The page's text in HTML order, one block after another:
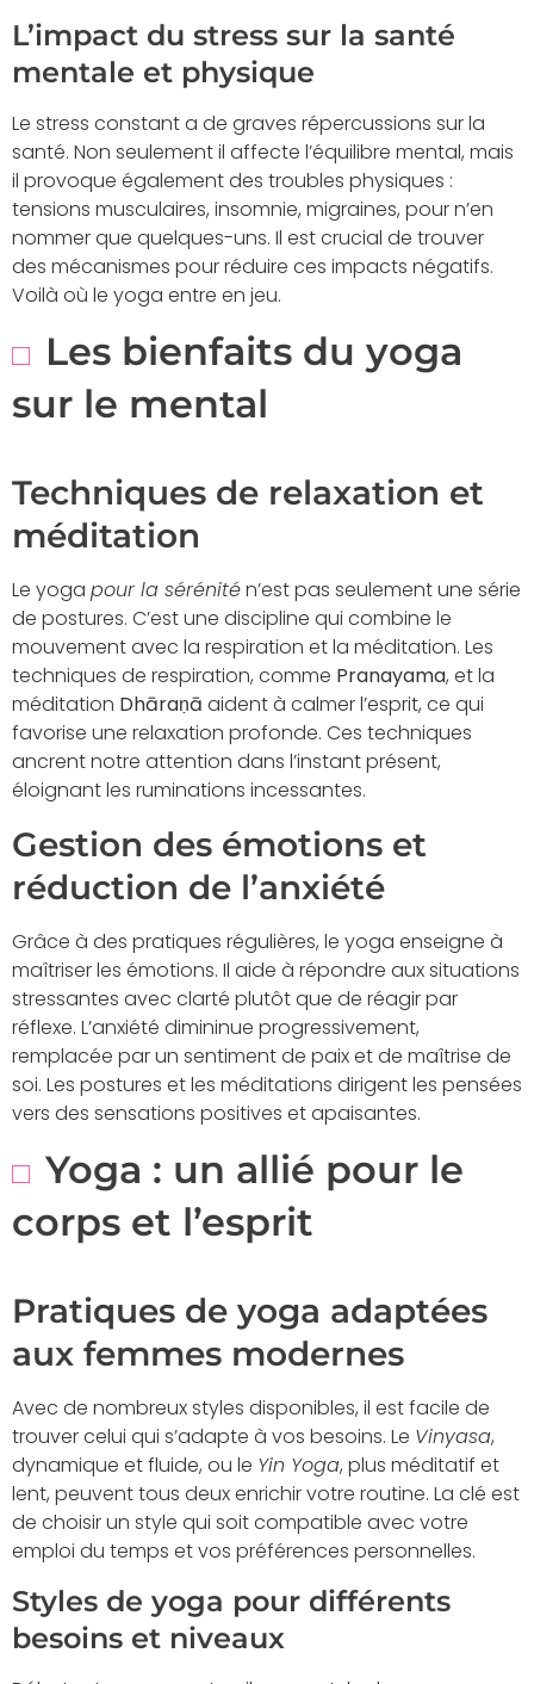
L’impact du stress sur la santé
mentale et physique
Le stress constant a de graves répercussions sur la
santé. Non seulement il affecte l’équilibre mental, mais
il provoque également des troubles physiques :
tensions musculaires, insomnie, migraines, pour n’en
nommer que quelques-uns. Il est crucial de trouver
des mécanismes pour réduire ces impacts négatifs.
Voilà où le yoga entre en jeu.
Les bienfaits du yoga
sur le mental
Techniques de relaxation et
méditation
Le yoga pour la sérénitén’est pas seulement une série
de postures. C’est une discipline qui combine le
mouvement avec la respiration et la méditation. Les
techniques de respiration, comme Pranayama, et la
méditation Dhāraṇā aident à calmer l’esprit, ce qui
favorise une relaxation profonde. Ces techniques
ancrent notre attention dans l’instant présent,
éloignant les ruminations incessantes.
Gestion des émotions et
réduction de l’anxiété
Grâce à des pratiques régulières, le yoga enseigne à
maîtriser les émotions. Il aide à répondre aux situations
stressantes avec clarté plutôt que de réagir par
réflexe. L’anxiété dimininue progressivement,
remplacée par un sentiment de paix et de maîtrise de
soi. Les postures et les méditations dirigent les pensées
vers des sensations positives et apaisantes.
Yoga : un allié pour le
corps et l’esprit
Pratiques de yoga adaptées
aux femmes modernes
Avec de nombreux styles disponibles, il est facile de
trouver celui qui s’adapte à vos besoins. Le Vinyasa,
dynamique et fluide, ou le Yin Yoga, plus méditatif et
lent, peuvent tous deux enrichir votre routine. La clé est
de choisir un style qui soit compatible avec votre
emploi du temps et vos préférences personnelles.
Styles de yoga pour différents
besoins et niveaux